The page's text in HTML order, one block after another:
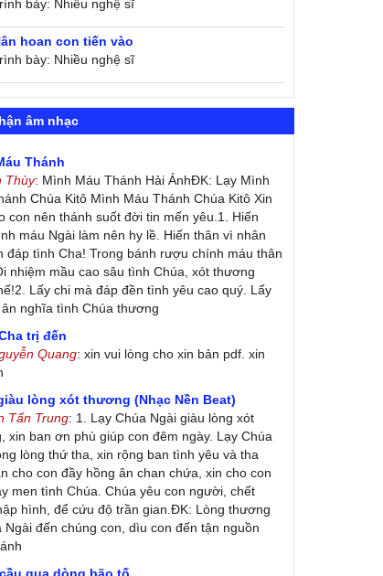
bày: Nhiều nghệ sĩ
hoan con tiến vào
bày: Nhiều nghệ sĩ
âm nhạc
Thánh
Thùy: Mình Máu Thánh Hải ÁnhĐK: Lạy Mình
Chúa Kitô Mình Máu Thánh Chúa Kitô Xin
con nên thánh suốt đời tin mến yêu.1. Hiến
máu Ngài làm nên hy lề. Hiến thân vì nhân
đáp tình Cha! Trong bánh rượu chính máu thân
nhiệm mầu cao sâu tình Chúa, xót thương
Lấy chi mà đáp đền tình yêu cao quý. Lấy
nghĩa tình Chúa thương
trị đến
Quang: xin vui lòng cho xin bản pdf. xin
lòng xót thương (Nhạc Nền Beat)
Tấn Trung: 1. Lạy Chúa Ngài giàu lòng xót
xin ban ơn phù giúp con đêm ngày. Lạy Chúa
lòng thứ tha, xin rộng ban tình yêu và tha
cho con đầy hồng ân chan chứa, xin cho con
men tình Chúa. Chúa yêu con người, chết
hình, để cứu độ trần gian.ĐK: Lòng thương
Ngài đến chúng con, dìu con đến tận nguồn